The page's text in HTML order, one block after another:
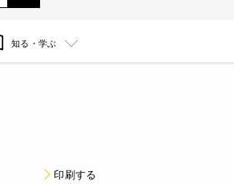
知る・学ぶ
印刷する